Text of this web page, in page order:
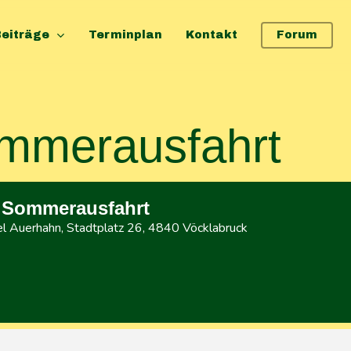
Terminplan Kontakt Forum
Auerhahn, Stadtplatz 26, 4840 Vöcklabruck